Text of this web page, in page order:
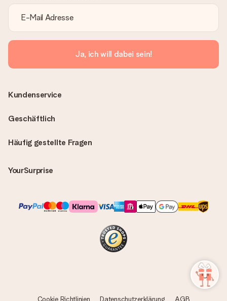
Ja, ich will dabei sein!
Häufig gestellte Fragen
YourSurprise
Kundenservice
Geschäftlich
Cookie Richtlinien Datenschutzerklärung AGB